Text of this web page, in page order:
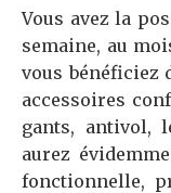
Vous avez la
semaine, au
vous bénéficiez
accessoires
gants, antivol,
aurez
fonctionnelle,